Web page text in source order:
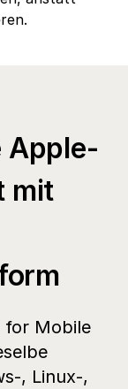
Apple-
mit
for Mobile
, Linux-,